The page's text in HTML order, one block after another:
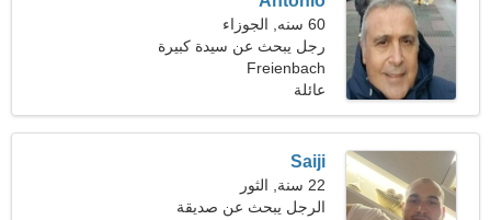
60 سنه, الجوزاء
رجل يبحث عن سيدة كبيرة
49-58
Freienbach
عائلة
Saiji
22 سنة, الثور
الرجل يبحث عن صديقة